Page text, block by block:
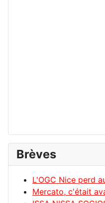
Brèves
L'OGC Nice perd
Mercato, c'était